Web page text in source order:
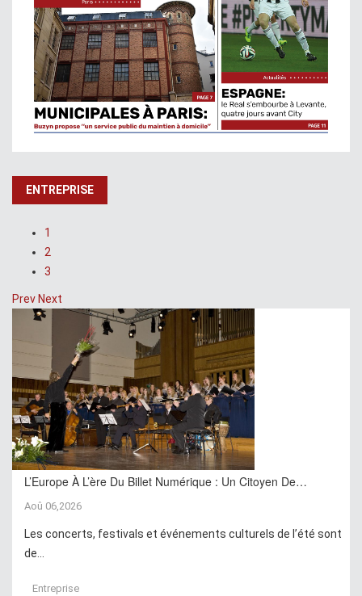
ENTREPRISE
1
2
3
PrevNext
L’Europe À L’ère Du Billet Numérique : Un Citoyen De…
Aoû 06,2026
Les concerts, festivals et événements culturels de l’été sont
de...
Entreprise